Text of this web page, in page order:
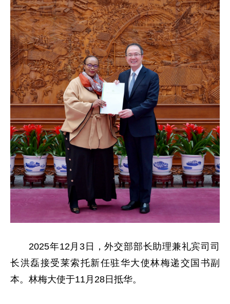
2025年12月3日，外交部部长助理兼礼宾司司
长洪磊接受莱索托新任驻华大使林梅递交国书副
本。林梅大使于11月28日抵华。